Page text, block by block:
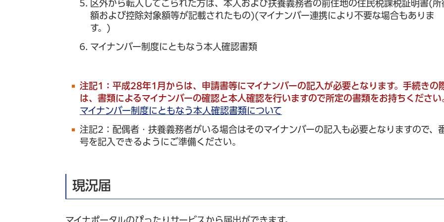
区外から転入してこられた方は、本人および扶養義務者の前住地の住民税課税証明書(所
額および控除対象額等が記載されたもの)(マイナンバー連携により不要な場合もありま
す。)
マイナンバー制度にともなう本人確認書類
注記1：平成28年1月からは、申請書等にマイナンバーの記入が必要となります。 手続きの
は、書類によるマイナンバーの確認と本人確認を行いますので所定の書類をお持ちください
マイナンバー制度にともなう本人確認書類について
注記2：配偶者・扶養義務者がいる場合はそのマイナンバーの記入も必要となりますので、
号を記入できるようにご準備ください。
現況届
マイナポータルのぴったりサービスから届出ができます。